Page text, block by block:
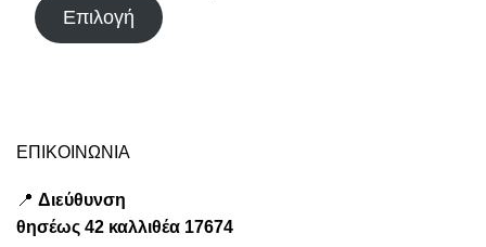
Επιλογή
ΕΠΙΚΟΙΝΩΝΙΑ
📍 Διεύθυνση
θησέως 42 καλλιθέα 17674